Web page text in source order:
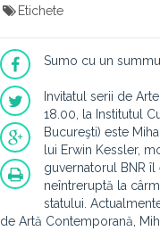
Etichete
Sumo cu un
Invitatul serii de
18.00, la Institutul
Bucureşti) este
lui Erwin Kessler,
guvernatorul BNR
neîntreruptă la
statului.
de Artă Contemporană,